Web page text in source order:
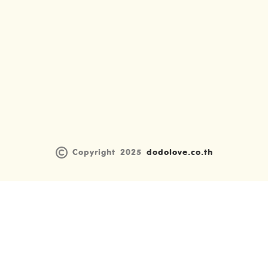
Copyright 2025 dodolove.co.th